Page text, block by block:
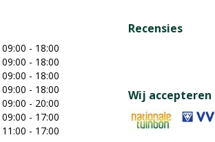
09:00 - 18:00
09:00 - 18:00
09:00 - 18:00
09:00 - 18:00
09:00 - 20:00
09:00 - 17:00
11:00 - 17:00
Recensies
Wij accepteren